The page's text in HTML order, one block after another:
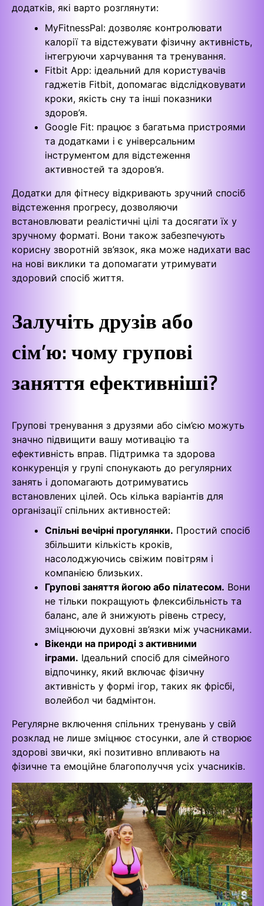
додатків, які варто розглянути:
MyFitnessPal: дозволяє контролювати
калорії та відстежувати фізичну активність,
інтегруючи харчування та тренування.
Fitbit App: ідеальний для користувачів
гаджетів Fitbit, допомагає відслідковувати
кроки, якість сну та інші показники
здоров’я.
Google Fit: працює з багатьма пристроями
та додатками і є універсальним
інструментом для відстеження
активностей та здоров’я.
Додатки для фітнесу відкривають зручний спосіб
відстеження прогресу, дозволяючи
встановлювати реалістичні цілі та досягати їх у
зручному форматі. Вони також забезпечують
корисну зворотній зв’язок, яка може надихати вас
на нові виклики та допомагати утримувати
здоровий спосіб життя.
Залучіть друзів або
сім’ю: чому групові
заняття ефективніші?
Групові тренування з друзями або сім’єю можуть
значно підвищити вашу мотивацію та
ефективність вправ. Підтримка та здорова
конкуренція у групі спонукають до регулярних
занять і допомагають дотримуватись
встановлених цілей. Ось кілька варіантів для
організації спільних активностей:
Спільні вечірні прогулянки. Простий спосіб
збільшити кількість кроків,
насолоджуючись свіжим повітрям і
компанією близьких.
Групові заняття йогою або пілатесом. Вони
не тільки покращують флексибільність та
баланс, але й знижують рівень стресу,
зміцнюючи духовні зв’язки між учасниками.
Вікенди на природі з активними
іграми. Ідеальний спосіб для сімейного
відпочинку, який включає фізичну
активність у формі ігор, таких як фрісбі,
волейбол чи бадмінтон.
Регулярне включення спільних тренувань у свій
розклад не лише зміцнює стосунки, але й створює
здорові звички, які позитивно впливають на
фізичне та емоційне благополуччя усіх учасників.